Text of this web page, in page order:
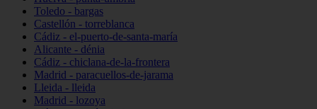
Toledo - bargas
Castellón - torreblanca
Cádiz - el-puerto-de-santa-maría
Alicante - dénia
Cádiz - chiclana-de-la-frontera
Madrid - paracuellos-de-jarama
Lleida - lleida
Madrid - lozoya